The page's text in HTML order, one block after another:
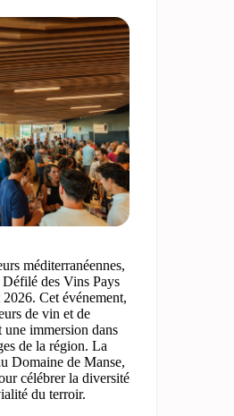
méditerranéennes,
des Vins Pays
Cet événement,
de vin et de
une immersion dans
de la région. La
Domaine de Manse,
célébrer la diversité
du terroir.